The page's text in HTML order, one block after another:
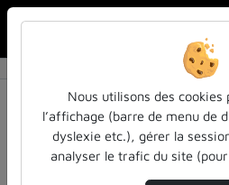
Contactez nous
Votre message
Cocher
cette case
si vous êtes
un humain
Nous utilisons des cookies
l’affichage (barre de menu de
dyslexie etc.), gérer la
analyser le trafic du site